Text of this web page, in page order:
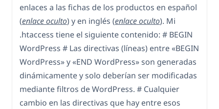
enlaces a las fichas de los productos en español
(enlace oculto) y en inglés (enlace oculto). Mi
.htaccess tiene el siguiente contenido: # BEGIN
WordPress # Las directivas (líneas) entre «BEGIN
WordPress» y «END WordPress» son generadas
dinámicamente y solo deberían ser modificadas
mediante filtros de WordPress. # Cualquier
cambio en las directivas que hay entre esos